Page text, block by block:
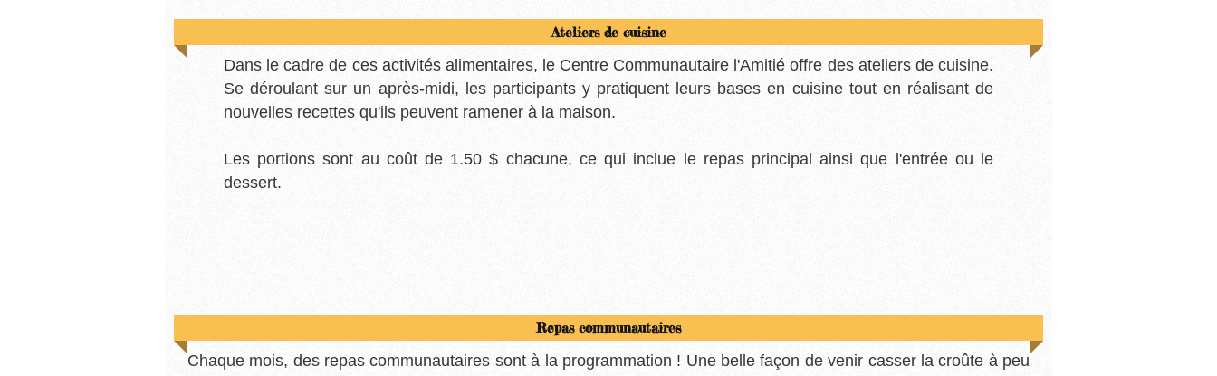
Ateliers de cuisine
Dans le cadre de ces activités alimentaires, le Centre Communautaire l'Amitié offre des ateliers de cuisine.
Se déroulant sur un après-midi, les participants y pratiquent leurs bases en cuisine tout en réalisant de
nouvelles recettes qu'ils peuvent ramener à la maison.
Les portions sont au coût de 1.50 $ chacune, ce qui inclue le repas principal ainsi que l'entrée ou le
dessert.
Repas communautaires
Chaque mois, des repas communautaires sont à la programmation ! Une belle façon de venir casser la croûte à peu